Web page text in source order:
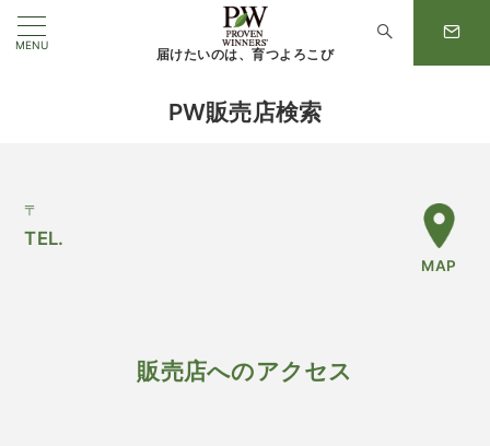
MENU
届けたいのは、育つよろこび
PW販売店検索
〒
TEL.
MAP
販売店へのアクセス